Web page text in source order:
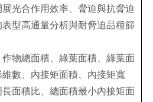
光合作用效率、脅迫與抗脅迫
型高通量分析與耐脅迫品種篩
作物總面積、綠葉面積、綠葉面
數、內接矩面積、內接矩寬
長面積比、總面積最小內接矩面